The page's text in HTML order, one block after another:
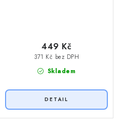
Skladem
371 Kč bez DPH
449 Kč